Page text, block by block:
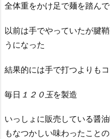
全体重をかけ足で麺を踏んで
以前は手でやっていたが腱
うになった
結果的には手で打つよりも
毎日 １２０玉を製造
いっしょに販売している醤
もなつかしい味わったこと